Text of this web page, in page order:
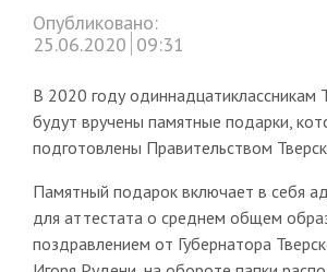
Опубликовано:
25.06.2020 09:31
В 2020 году одиннадцатиклассникам
будут вручены памятные подарки,
подготовлены Правительством
Памятный подарок включает в себя
для аттестата о среднем общем
поздравлением от Губернатора